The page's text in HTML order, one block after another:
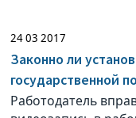
24 03 2017
Законно ли
государственной
Работодатель